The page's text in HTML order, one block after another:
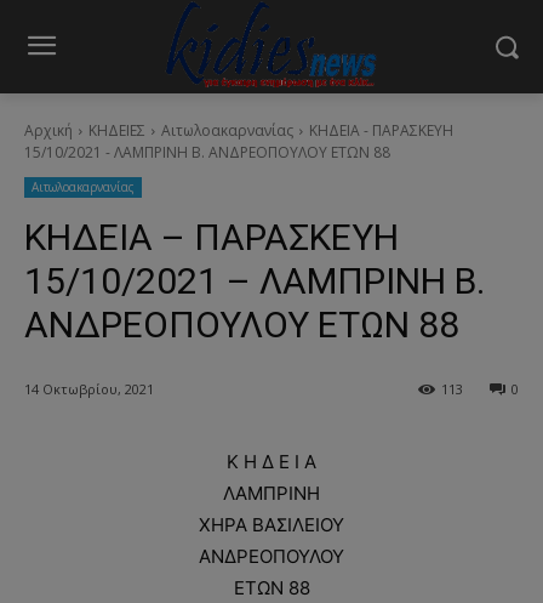
Αρχική ΚΗΔΕΙΕΣ Aιτωλοακαρνανίας
ΚΗΔΕΙΑ - ΠΑΡΑΣΚΕΥΗ
15/10/2021 - ΛΑΜΠΡΙΝΗ Β. ΑΝΔΡΕΟΠΟΥΛΟΥ ΕΤΩΝ 88
Aιτωλοακαρνανίας
ΚΗΔΕΙΑ – ΠΑΡΑΣΚΕΥΗ
15/10/2021 – ΛΑΜΠΡΙΝΗ Β.
ΑΝΔΡΕΟΠΟΥΛΟΥ ΕΤΩΝ 88
14 Οκτωβρίου, 2021 0
113
Κ Η Δ Ε Ι Α
ΛΑΜΠΡΙΝΗ
ΧΗΡΑ ΒΑΣΙΛΕΙΟΥ
ΑΝΔΡΕΟΠΟΥΛΟΥ
ΕΤΩΝ 88